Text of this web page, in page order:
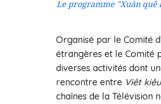
Le programme "Xuân quê
Organisé par le Comité
étrangères et le Comité
diverses activités dont
rencontre entre Viêt kiêu
chaînes de la Télévision